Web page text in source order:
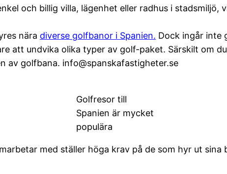
och billig villa, lägenhet eller radhus i stadsmiljö,
nära diverse golfbanor i Spanien. Dock ingår inte
att undvika olika typer av golf-paket. Särskilt om
av golfbana. info@spanskafastigheter.se
Golfresor till
Spanien är mycket
populära
med ställer höga krav på de som hyr ut sina